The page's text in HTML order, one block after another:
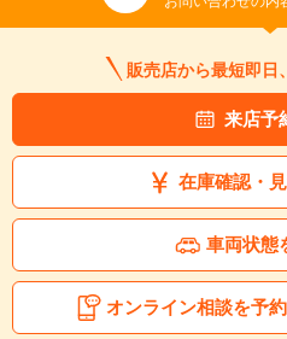
販売店から最短即日
来店予
在庫確認・
車両状態
オンライン相談を予